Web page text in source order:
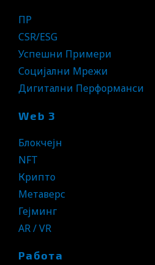
ПР
CSR/ESG
Успешни Примери
Социјални Мрежи
Дигитални Перформанси
Web 3
Блокчејн
NFT
Крипто
Метаверс
Гејминг
AR / VR
Работа